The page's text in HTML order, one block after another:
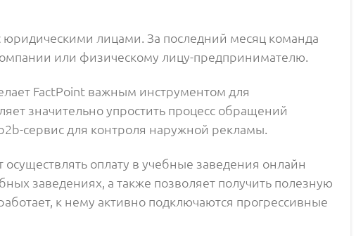
лицами. За последний месяц команда
или физическому лицу-предпринимателю.
FactPoint важным инструментом для
значительно упростить процесс обращений
сервис для контроля наружной рекламы.
оплату в учебные заведения онлайн
заведениях, а также позволяет получить полезную
к нему активно подключаются прогрессивные